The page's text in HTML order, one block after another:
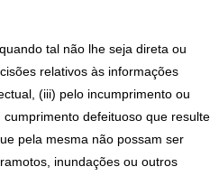
tal não lhe seja direta ou
relativos às informações
(iii) pelo incumprimento ou
defeituoso que resulte
pela mesma não possam ser
inundações ou outros